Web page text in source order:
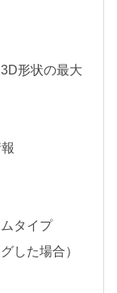
形状の最大
タイプ
した場合）